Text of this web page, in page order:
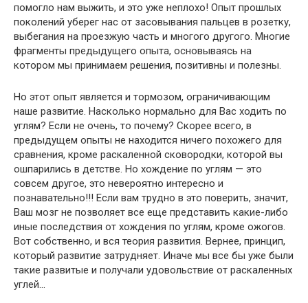
помогло нам выжить, и это уже неплохо! Опыт прошлых
поколений уберег нас от засовывания пальцев в розетку,
выбегания на проезжую часть и многого другого. Многие
фрагменты предыдущего опыта, основываясь на
котором мы принимаем решения, позитивны и полезны.
Но этот опыт является и тормозом, ограничивающим
наше развитие. Насколько нормально для Вас ходить по
углям? Если не очень, то почему? Скорее всего, в
предыдущем опыты не находится ничего похожего для
сравнения, кроме раскаленной сковородки, которой вы
ошпарились в детстве. Но хождение по углям — это
совсем другое, это невероятно интересно и
познавательно!!! Если вам трудно в это поверить, значит,
Ваш мозг не позволяет все еще представить какие-либо
иные последствия от хождения по углям, кроме ожогов.
Вот собственно, и вся теория развития. Вернее, принцип,
который развитие затрудняет. Иначе мы все бы уже были
такие развитые и получали удовольствие от раскаленных
углей…